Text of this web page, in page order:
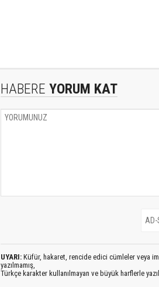
HABERE YORUM KAT
UYARI: Küfür, hakaret, rencide edici cümleler veya
yazılmamış,
Türkçe karakter kullanılmayan ve büyük harflerle